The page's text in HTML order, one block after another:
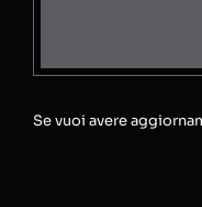
Se vuoi avere